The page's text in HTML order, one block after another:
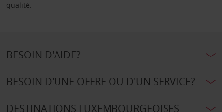
qualité.
BESOIN D'AIDE?
BESOIN D'UNE OFFRE OU D'UN SERVICE?
DESTINATIONS LUXEMBOURGEOISES